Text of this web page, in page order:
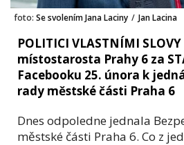
foto: Se svolením Jana Laciny / Jan Lacina
POLITICI VLASTNÍMI
místostarosta Prahy 6 za
Facebooku 25. února k
rady městské části Praha 6
Dnes odpoledne jednala
městské části Praha 6. Co z